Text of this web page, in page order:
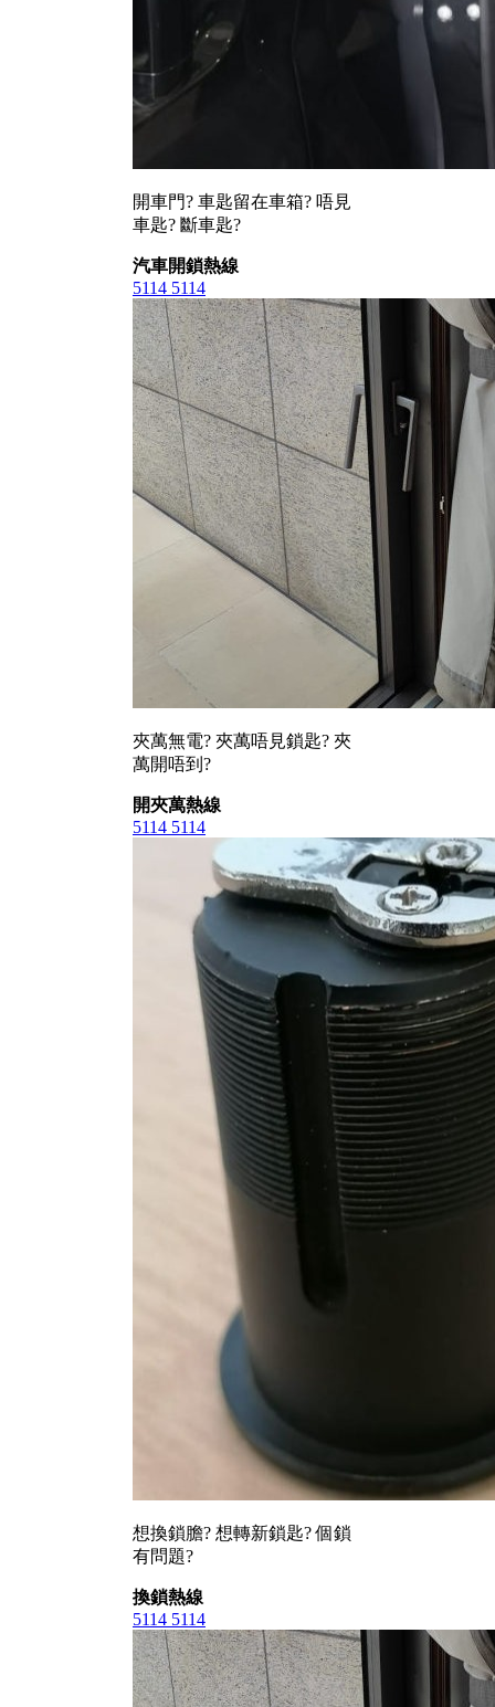
開車門? 車匙留在車箱? 唔見
車匙? 斷車匙?
汽車開鎖熱線
5114 5114
夾萬無電? 夾萬唔見鎖匙? 夾
萬開唔到?
開夾萬熱線
5114 5114
想換鎖膽? 想轉新鎖匙? 個鎖
有問題?
換鎖熱線
5114 5114